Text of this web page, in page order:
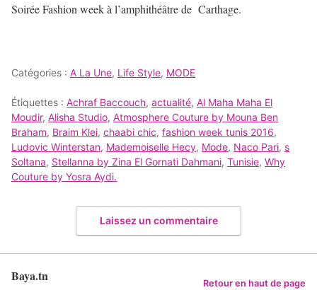
Soirée Fashion week à l’amphithéâtre de Carthage.
Catégories : A La Une, Life Style, MODE
Étiquettes : Achraf Baccouch, actualité, Al Maha Maha El
Moudir, Alisha Studio, Atmosphere Couture by Mouna Ben
Braham, Braim Klei, chaabi chic, fashion week tunis 2016,
Ludovic Winterstan, Mademoiselle Hecy, Mode, Naco Pari, s
Soltana, Stellanna by Zina El Gornati Dahmani, Tunisie, Why
Couture by Yosra Aydi.
Laissez un commentaire
Baya.tn Retour en haut de page